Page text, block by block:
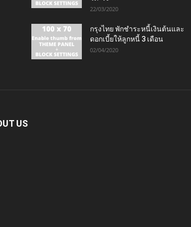
22/03/2020
กรุงไทย พักชำระหนี้เงินต้นและ
ดอกเบี้ยให้ลูกหนี้ 3 เดือน
02/04/2020
US